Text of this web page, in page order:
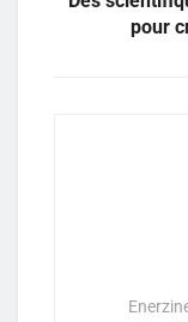
pour